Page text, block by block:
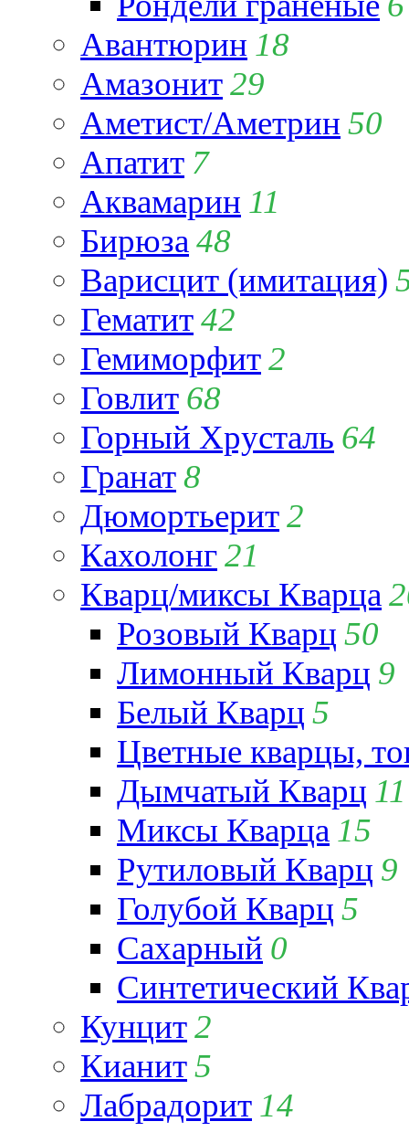
Авантюрин 18
Амазонит29
Аметист/Аметрин 50
Апатит 7
Аквамарин 11
Бирюза 48
Варисцит (имитация)
Гематит42
Гемиморфит2
Говлит 68
Горный Хрусталь 64
Гранат8
Дюмортьерит2
Кахолонг21
Кварц/миксы Кварца
Розовый Кварц 50
Лимонный Кварц 9
Белый Кварц 5
Цветные кварцы,
Дымчатый Кварц 11
Миксы Кварца 15
Рутиловый Кварц 9
Голубой Кварц 5
Сахарный 0
Синтетический
Кунцит2
Кианит5
Лабрадорит 14